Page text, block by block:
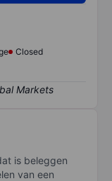
Closed
is beleggen
van een